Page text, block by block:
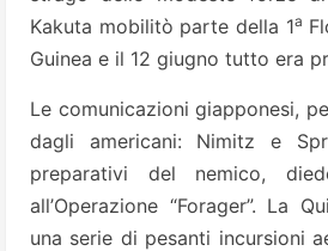
Kakuta mobilitò parte della 1a
Guinea e il 12 giugno tutto era
Le comunicazioni giapponesi,
dagli americani: Nimitz e
preparativi del nemico,
all’Operazione “Forager”. La
una serie di pesanti incursioni